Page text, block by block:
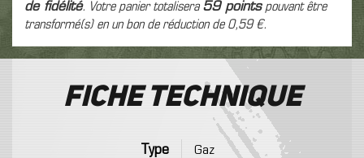
de fidélité. Votre panier totalisera59pointspouvant être
transformé(s) en un bon de réduction de 0,59 €.
Fiche technique
Type Gaz